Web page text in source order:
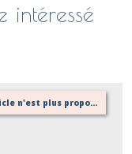
intéressé
Cet article n'est plus proposé, retournez au menu principal ou contactez moi!